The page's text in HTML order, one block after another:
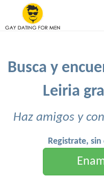
Busca y
Leiria
Haz amigos y
Registrate,